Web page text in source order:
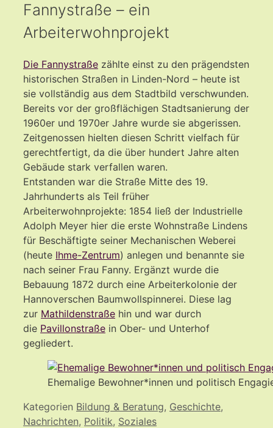
Fannystraße – ein
Arbeiterwohnprojekt
Die Fannystraße zählte einst zu den prägendsten
historischen Straßen in Linden-Nord – heute ist
sie vollständig aus dem Stadtbild verschwunden.
Bereits vor der großflächigen Stadtsanierung der
1960er und 1970er Jahre wurde sie abgerissen.
Zeitgenossen hielten diesen Schritt vielfach für
gerechtfertigt, da die über hundert Jahre alten
Gebäude stark verfallen waren.
Entstanden war die Straße Mitte des 19.
Jahrhunderts als Teil früher
Arbeiterwohnprojekte: 1854 ließ der Industrielle
Adolph Meyer hier die erste Wohnstraße Lindens
für Beschäftigte seiner Mechanischen Weberei
(heute Ihme-Zentrum) anlegen und benannte sie
nach seiner Frau Fanny. Ergänzt wurde die
Bebauung 1872 durch eine Arbeiterkolonie der
Hannoverschen Baumwollspinnerei. Diese lag
zur Mathildenstraße hin und war durch
die Pavillonstraße in Ober- und Unterhof
gegliedert.
Ehemalige Bewohner*innen und politisch
Kategorien Bildung & Beratung, Geschichte,
Nachrichten, Politik, Soziales